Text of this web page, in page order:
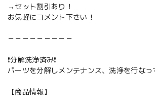
→セット割引あり！
お気軽にコメント下さい！
－－－－－－－－－
❗️分解洗浄済み❗️
パーツを分解しメンテナンス、洗浄を行なっ
【商品情報】